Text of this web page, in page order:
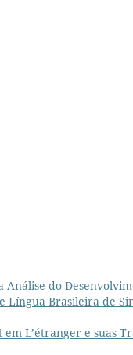
Análise do
Brasileira de
L’étranger e suas